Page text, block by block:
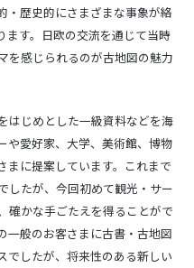
・歴史的にさまざまな事象が絡
ます。日欧の交流を通じて当時
を感じられるのが古地図の魅力
はじめとした一級資料などを海
や愛好家、大学、美術館、博物
まに提案しています。これまで
したが、今回初めて観光・サー
確かな手ごたえを得ることがで
一般のお客さまに古書・古地図
でしたが、将来性のある新しい